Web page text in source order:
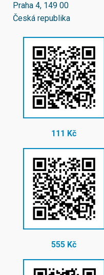
Praha 4, 149 00
Česká republika
111 Kč
555 Kč